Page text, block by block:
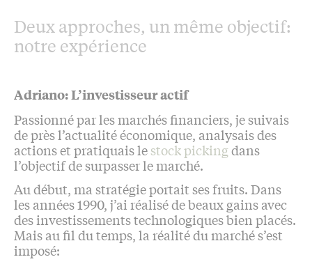
Deux approches, un même objectif:
notre expérience
Adriano: L’investisseur actif
Passionné par les marchés financiers, je suivais
de près l’actualité économique, analysais des
actions et pratiquais lestock pickingdans
l’objectif de surpasser le marché.
Au début, ma stratégie portait ses fruits. Dans
les années 1990, j’ai réalisé de beaux gains avec
des investissements technologiques bien placés.
Mais au fil du temps, la réalité du marché s’est
imposé: